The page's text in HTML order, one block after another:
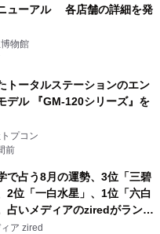
ューアル 各店舗の詳細を発
物館
トータルステーションのエン
デル 『GM-120シリーズ』を
プコン
前
で占う8月の運勢、3位「三碧
2位「一白水星」、1位「六白
占いメディアのziredがランキ
表
ア zired